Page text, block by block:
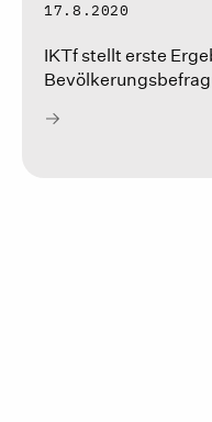
17.8.2020
IKTf stellt erste